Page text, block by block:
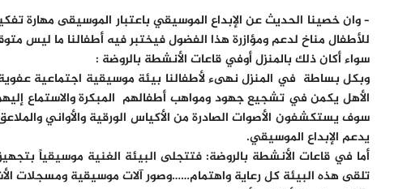
– وان خصينا الحديث عن الإبداع الموسيقي باعتبار الموسيقى مهارة
للأطفال مناخ لدعم ومؤازرة هذا الفضول فيختبر فيه أطفالنا ما ليس
سواء أكان ذلك بالمنزل أوفي قاعات الأنشطة بالروضة :
وبكل بساطة في المنزل نهىء لأطفالنا بيئة موسيقية اجتماعية
الأهل يكمن في تشجيع جهود ومواهب أطفالهم المبكرة والاستماع
سوف يستكشفون الأصوات الصادرة من الأكياس الورقية والأواني
يدعم الإبداع الموسيقي.
أما في قاعات الأنشطة بالروضة: فتتجلى البيئة الغنية موسيقياً
تلقى هذه البيئة كل رعاية واهتمام……وصور آلات موسيقية ومسجلات